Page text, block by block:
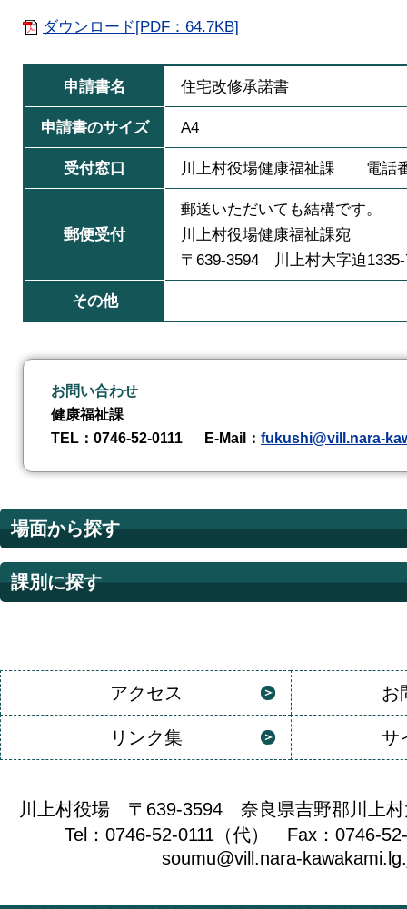
ダウンロード[PDF：64.7KB]
申請書名 住宅改修承諾書
申請書のサイズ A4
受付窓口 川上村役場健康福祉課 電話
郵便受付
郵送いただいても結構です。
川上村役場健康福祉課宛
〒639-3594 川上村大字迫
その他
お問い合わせ
健康福祉課
TEL ：0746-52-0111 E-Mail ： fukushi@vill.nara-
場面から探す
課別に探す
アクセス お
リンク集 サ
川上村役場 〒639-3594 奈良県吉野郡川上村
Tel：0746-52-0111（代） Fax：0746-
soumu@vill.nara-